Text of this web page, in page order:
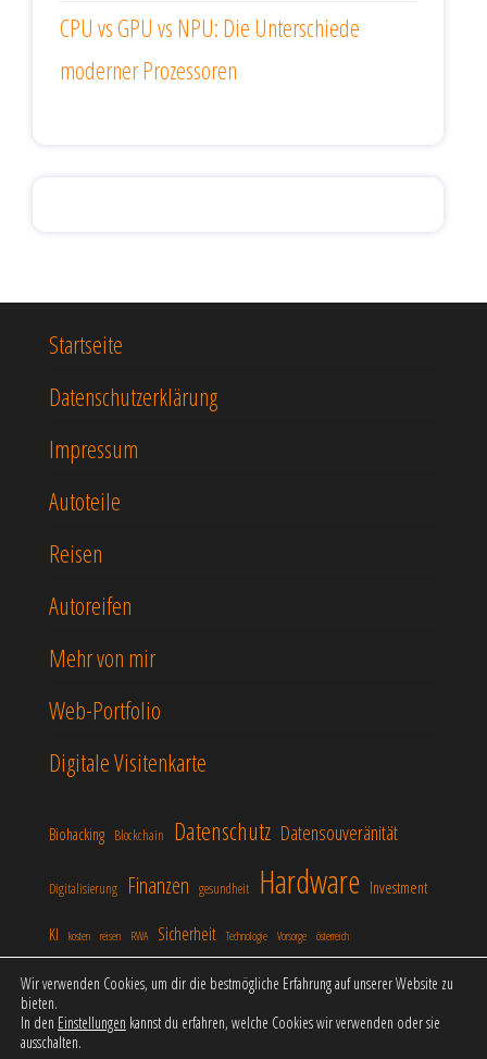
CPU vs GPU vs NPU: Die Unterschiede
moderner Prozessoren
Startseite
Datenschutzerklärung
Impressum
Autoteile
Reisen
Autoreifen
Mehr von mir
Web-Portfolio
Digitale Visitenkarte
Biohacking Blockchain Datenschutz Datensouveränität
Digitalisierung Finanzen gesundheit Hardware Investment
KI kosten reisen RWA Sicherheit Technologie Vorsorge österreich
Stolz präsentiert vonWordPress|Theme:Popularis
Wir verwenden Cookies, um dir die bestmögliche Erfahrung auf unserer Website zu
bieten.
In den Einstellungen kannst du erfahren, welche Cookies wir verwenden oder sie
ausschalten.